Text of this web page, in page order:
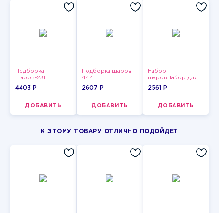
Подборка
шаров-231
4403 P
ДОБАВИТЬ
Подборка шаров -
444
2607 P
ДОБАВИТЬ
Набор
шаровНабор для
мужчин-11
2561 P
ДОБАВИТЬ
К ЭТОМУ ТОВАРУ ОТЛИЧНО ПОДОЙДЕТ